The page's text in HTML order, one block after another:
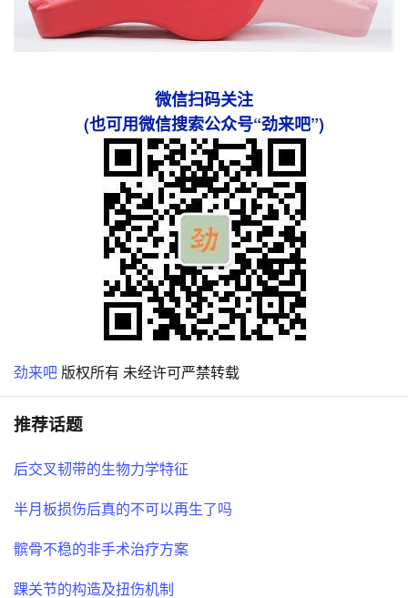
微信扫码关注
(也可用微信搜索公众号“劲来吧”)
劲来吧 版权所有 未经许可严禁转载
推荐话题
后交叉韧带的生物力学特征
半月板损伤后真的不可以再生了吗
髌骨不稳的非手术治疗方案
踝关节的构造及扭伤机制